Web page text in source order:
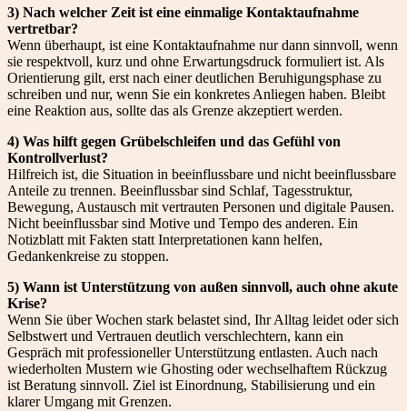
3) Nach welcher Zeit ist eine einmalige Kontaktaufnahme
vertretbar?
Wenn überhaupt, ist eine Kontaktaufnahme nur dann sinnvoll, wenn
sie respektvoll, kurz und ohne Erwartungsdruck formuliert ist. Als
Orientierung gilt, erst nach einer deutlichen Beruhigungsphase zu
schreiben und nur, wenn Sie ein konkretes Anliegen haben. Bleibt
eine Reaktion aus, sollte das als Grenze akzeptiert werden.
4) Was hilft gegen Grübelschleifen und das Gefühl von
Kontrollverlust?
Hilfreich ist, die Situation in beeinflussbare und nicht beeinflussbare
Anteile zu trennen. Beeinflussbar sind Schlaf, Tagesstruktur,
Bewegung, Austausch mit vertrauten Personen und digitale Pausen.
Nicht beeinflussbar sind Motive und Tempo des anderen. Ein
Notizblatt mit Fakten statt Interpretationen kann helfen,
Gedankenkreise zu stoppen.
5) Wann ist Unterstützung von außen sinnvoll, auch ohne akute
Krise?
Wenn Sie über Wochen stark belastet sind, Ihr Alltag leidet oder sich
Selbstwert und Vertrauen deutlich verschlechtern, kann ein
Gespräch mit professioneller Unterstützung entlasten. Auch nach
wiederholten Mustern wie Ghosting oder wechselhaftem Rückzug
ist Beratung sinnvoll. Ziel ist Einordnung, Stabilisierung und ein
klarer Umgang mit Grenzen.